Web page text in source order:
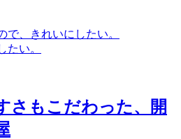
で、きれいにしたい。
たい。
さもこだわった、開